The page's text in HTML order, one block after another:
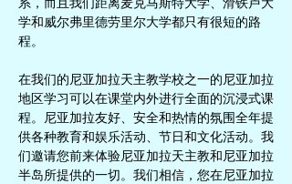
学和威尔弗里德劳里尔大学都只有很短的路
程。
在我们的尼亚加拉天主教学校之一的尼亚加拉
地区学习可以在课堂内外进行全面的沉浸式课
程。尼亚加拉友好、安全和热情的氛围全年提
供各种教育和娱乐活动、节日和文化活动。我
们邀请您前来体验尼亚加拉天主教和尼亚加拉
半岛所提供的一切。我们相信，您在尼亚加拉